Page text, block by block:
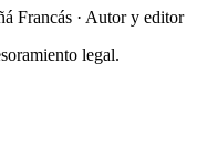
Francás · Autor y editor
legal.